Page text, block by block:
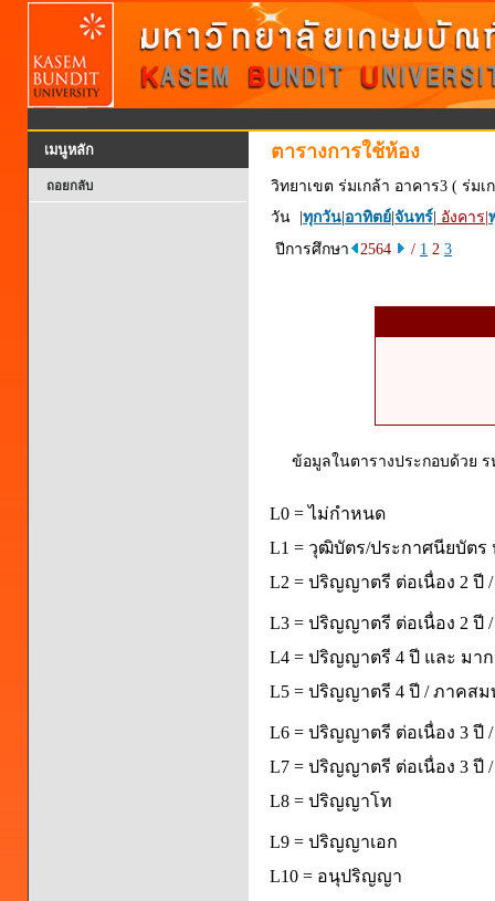
เมนูหลัก
ถอยกลับ
ตารางการใช้ห้อง
วิทยาเขต ร่มเกล้า อาคาร3 ( ร่มเ
วัน | ทุกวัน อาทิตย์ จันทร์ อังคาร
ปีการศึกษา
2564 / 1 2 3
ข้อมูลในตารางประกอบด้วย
L0 = ไม่กำหนด
L1 = วุฒิบัตร/ประกาศนียบัตร
L2 = ปริญญาตรี ต่อเนื่อง 2 ปี
L3 = ปริญญาตรี ต่อเนื่อง 2 ปี
L4 = ปริญญาตรี 4 ปี และ มา
L5 = ปริญญาตรี 4 ปี / ภาคส
L6 = ปริญญาตรี ต่อเนื่อง 3 ปี
L7 = ปริญญาตรี ต่อเนื่อง 3 ปี
L8 = ปริญญาโท
L9 = ปริญญาเอก
L10 = อนุปริญญา